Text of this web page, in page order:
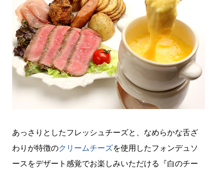
あっさりとしたフレッシュチーズと、なめらかな舌ざ
わりが特徴のクリームチーズを使用したフォンデュソ
ースをデザート感覚でお楽しみいただける『白のチー